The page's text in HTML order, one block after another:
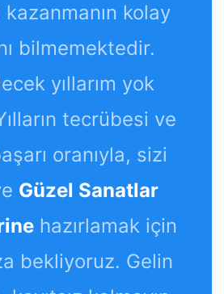
kolay
bilmemektedir.
yıllarım yok
tecrübesi ve
oranıyla, sizi
Güzel Sanatlar
hazırlamak için
bekliyoruz. Gelin